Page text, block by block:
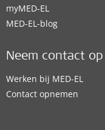
myMED‑EL
MED-EL-blog
Neem contact op
Werken bij MED-EL
Contact opnemen